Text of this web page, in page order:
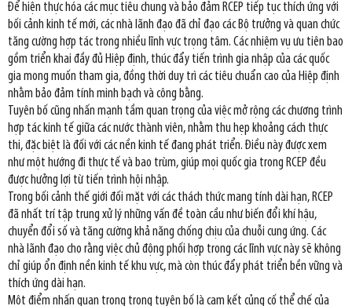
Để hiện thực hóa các mục tiêu chung và bảo đảm RCEP tiếp tục thích ứng với
bối cảnh kinh tế mới, các nhà lãnh đạo đã chỉ đạo các Bộ trưởng và quan chức
tăng cường hợp tác trong nhiều lĩnh vực trọng tâm. Các nhiệm vụ ưu tiên bao
gồm triển khai đầy đủ Hiệp định, thúc đẩy tiến trình gia nhập của các quốc
gia mong muốn tham gia, đồng thời duy trì các tiêu chuẩn cao của Hiệp định
nhằm bảo đảm tính minh bạch và công bằng.
Tuyên bố cũng nhấn mạnh tầm quan trọng của việc mở rộng các chương trình
hợp tác kinh tế giữa các nước thành viên, nhằm thu hẹp khoảng cách thực
thi, đặc biệt là đối với các nền kinh tế đang phát triển. Điều này được xem
như một hướng đi thực tế và bao trùm, giúp mọi quốc gia trong RCEP đều
được hưởng lợi từ tiến trình hội nhập.
Trong bối cảnh thế giới đối mặt với các thách thức mang tính dài hạn, RCEP
đã nhất trí tập trung xử lý những vấn đề toàn cầu như biến đổi khí hậu,
chuyển đổi số và tăng cường khả năng chống chịu của chuỗi cung ứng. Các
nhà lãnh đạo cho rằng việc chủ động phối hợp trong các lĩnh vực này sẽ không
chỉ giúp ổn định nền kinh tế khu vực, mà còn thúc đẩy phát triển bền vững và
thích ứng dài hạn.
Một điểm nhấn quan trọng trong tuyên bố là cam kết củng cố thể chế của